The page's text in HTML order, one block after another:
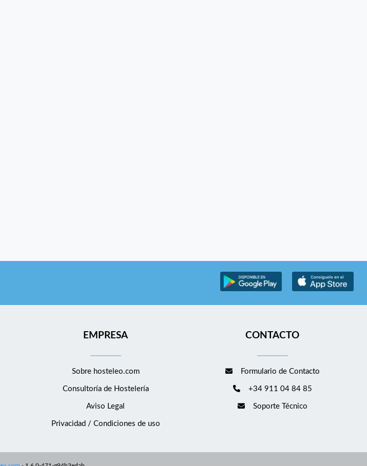
EMPRESA
Sobre hosteleo.com
Consultoría de Hostelería
Aviso Legal
Privacidad / Condiciones de uso
CONTACTO
Formulario de Contacto
+34 911 04 84 85
Soporte Técnico